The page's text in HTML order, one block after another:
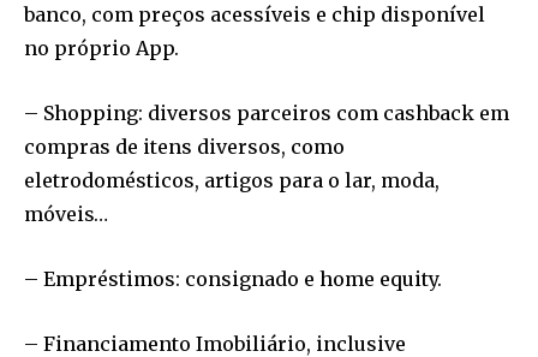
banco, com preços acessíveis e chip disponível
no próprio App.
– Shopping: diversos parceiros com cashback em
compras de itens diversos, como
eletrodomésticos, artigos para o lar, moda,
móveis…
– Empréstimos: consignado e home equity.
– Financiamento Imobiliário, inclusive